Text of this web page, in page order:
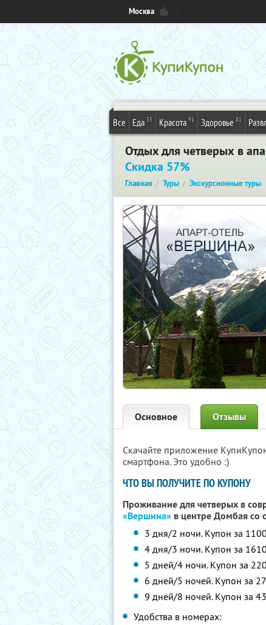
Москва
Все Еда 33 Красота 91 Здоровье 81
Отдых для четверых в
Скидка 57%
Главная Туры Экскурсионные туры
Основное Отзывы
Скачайте приложение
смартфона. Это удобно :)
ЧТО ВЫ ПОЛУЧИТЕ ПО КУПОНУ
Проживание для четверых в
«Вершина» в центре Домбаясо
3 дня/2 ночи. Купон за
4 дня/3 ночи. Купон за
5 дней/4 ночи. Купон за
6 дней/5 ночей. Купон за
9 дней/8 ночей. Купон за
Удобства в номерах: